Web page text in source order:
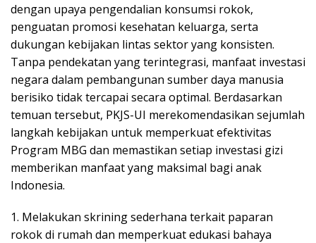
dengan upaya pengendalian konsumsi rokok,
penguatan promosi kesehatan keluarga, serta
dukungan kebijakan lintas sektor yang konsisten.
Tanpa pendekatan yang terintegrasi, manfaat investasi
negara dalam pembangunan sumber daya manusia
berisiko tidak tercapai secara optimal. Berdasarkan
temuan tersebut, PKJS-UI merekomendasikan sejumlah
langkah kebijakan untuk memperkuat efektivitas
Program MBG dan memastikan setiap investasi gizi
memberikan manfaat yang maksimal bagi anak
Indonesia.
1. Melakukan skrining sederhana terkait paparan
rokok di rumah dan memperkuat edukasi bahaya